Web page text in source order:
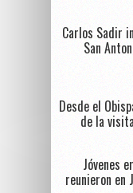
Carlos Sadir
San
Desde el
de la
Jóvenes
reunieron en